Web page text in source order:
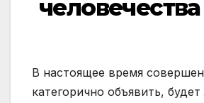
человечества
В настоящее время
категорично объявить,